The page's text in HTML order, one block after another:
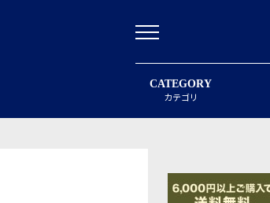
CATEGORY
カテゴリ